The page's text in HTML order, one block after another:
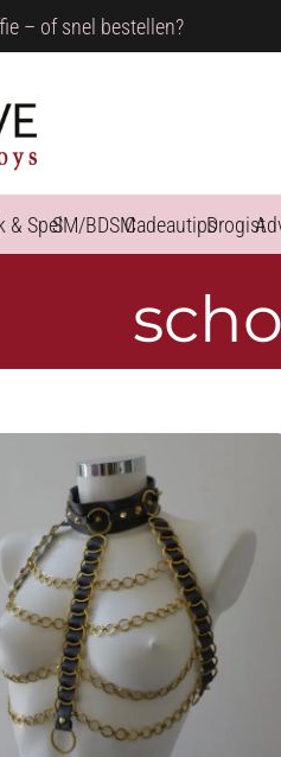
– of snel bestellen?
& SpelSM/BDSMCadeautipsDrogist